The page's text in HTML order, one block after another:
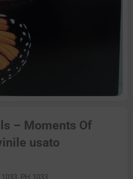
– Moments Of
usato
PH 1033